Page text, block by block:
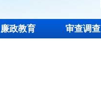
廉政教育 审查调查